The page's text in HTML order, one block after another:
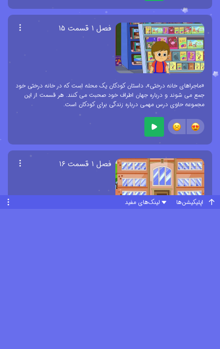
فصل ۱ قسمت ۱۵
«ماجراهای خانه درختی»، داستان کودکان یک محله است که در خانه درختی خود
جمع می شوند و درباره جهان اطراف خود صحبت می کنند. هر قسمت از این
مجموعه حاوی درس مهمی درباره زندگی برای کودکان است.
فصل ۱ قسمت ۱۶
اپلیکیشن‌ها لینک‌های مفید